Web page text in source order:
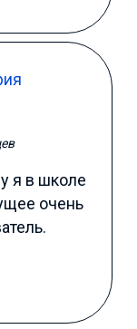
я в школе
очень